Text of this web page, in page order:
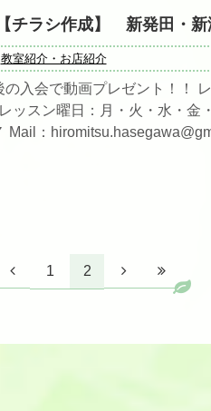
チラシ作成】 新発田・新
教室紹介・お店紹介
入会で動画プレゼント！！
ッスン曜日：月・火・水・金
Mail：
1 2